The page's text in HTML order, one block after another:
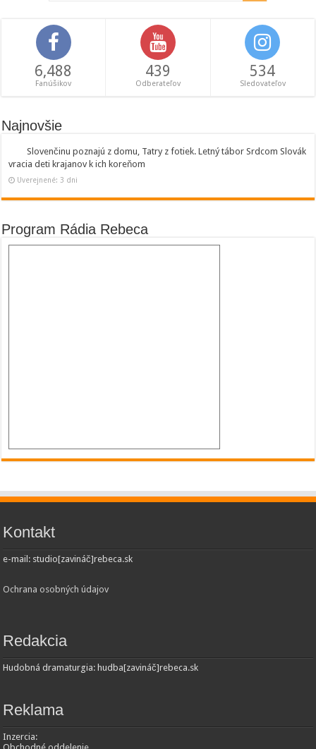
6,488
Fanúšikov
439
Odberateľov
534
Sledovateľov
Najnovšie
Slovenčinu poznajú z domu, Tatry z fotiek. Letný tábor Srdcom Slovák
vracia deti krajanov k ich koreňom
Uverejnené: 3 dni
Program Rádia Rebeca
Kontakt
e-mail: studio[zavináč]rebeca.sk
Ochrana osobných údajov
Redakcia
Hudobná dramaturgia: hudba[zavináč]rebeca.sk
Reklama
Inzercia:
Obchodné oddelenie